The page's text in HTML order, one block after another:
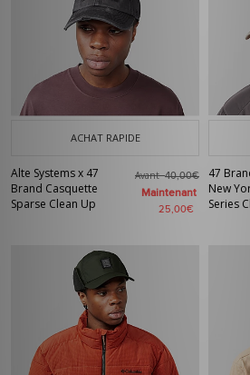
ACHAT RAPIDE
Alte Systems x 47
Brand Casquette
Sparse Clean Up
Avant40,00€
Maintenant
25,00€
47
New
Series